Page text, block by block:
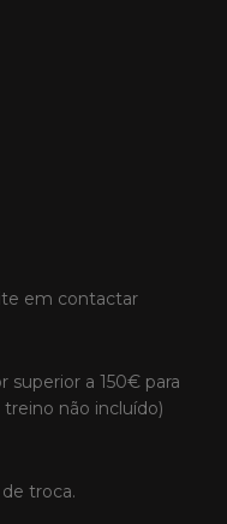
em contactar
superior a 150€ para
não incluído)
troca.